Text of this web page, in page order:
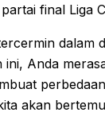
final Liga
dalam
ini, Anda
akan